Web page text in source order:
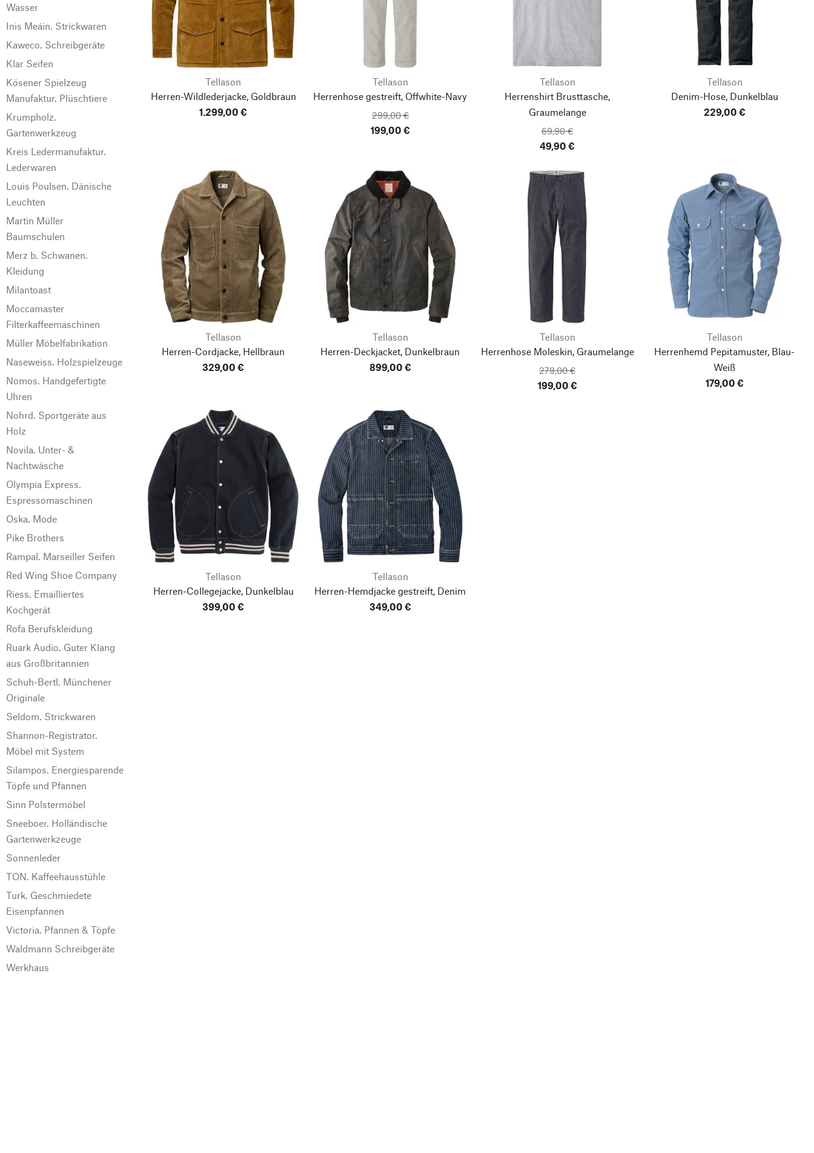
Wasser
Inis Meáin. Strickwaren
Kaweco. Schreibgeräte
Klar Seifen
Kösener Spielzeug
Manufaktur. Plüschtiere
Krumpholz.
Gartenwerkzeug
Kreis Ledermanufaktur.
Lederwaren
Louis Poulsen. Dänische
Leuchten
Martin Müller
Baumschulen
Merz b. Schwanen.
Kleidung
Milantoast
Moccamaster
Filterkaffeemaschinen
Müller Möbelfabrikation
Naseweiss. Holzspielzeuge
Nomos. Handgefertigte
Uhren
Nohrd. Sportgeräte aus
Holz
Novila. Unter- &
Nachtwäsche
Olympia Express.
Espressomaschinen
Oska. Mode
Pike Brothers
Rampal. Marseiller Seifen
Red Wing Shoe Company
Riess. Emailliertes
Kochgerät
Rofa Berufskleidung
Ruark Audio. Guter Klang
aus Großbritannien
Schuh-Bertl. Münchener
Originale
Seldom. Strickwaren
Shannon-Registrator.
Möbel mit System
Silampos. Energiesparende
Töpfe und Pfannen
Sinn Polstermöbel
Sneeboer. Holländische
Gartenwerkzeuge
Sonnenleder
TON. Kaffeehausstühle
Turk. Geschmiedete
Eisenpfannen
Victoria. Pfannen & Töpfe
Waldmann Schreibgeräte
Werkhaus
Tellason
Herren-Wildlederjacke, Goldbraun
1.299,00 €
Tellason
Herrenhose gestreift, Offwhite-Navy
299,00 €
199,00 €
Tellason
Herrenshirt Brusttasche,
Graumelange
69,90 €
49,90 €
Tellason
Denim-Hose, Dunkelblau
229,00 €
Tellason
Herren-Cordjacke, Hellbraun
329,00 €
Tellason
Herren-Deckjacket, Dunkelbraun
899,00 €
Tellason
Herrenhose Moleskin, Graumelange
279,00 €
199,00 €
Tellason
Herrenhemd Pepitamuster, Blau-
Weiß
179,00 €
Tellason
Herren-Collegejacke, Dunkelblau
399,00 €
Tellason
Herren-Hemdjacke gestreift, Denim
349,00 €